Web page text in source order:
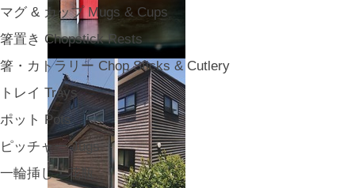
マグ & カップ Mugs & Cups
箸置き Chopstick Rests
箸・カトラリー Chop Sticks & Cutlery
トレイ Trays
ポット Pots
ピッチャー Jugs
一輪挿し・花瓶